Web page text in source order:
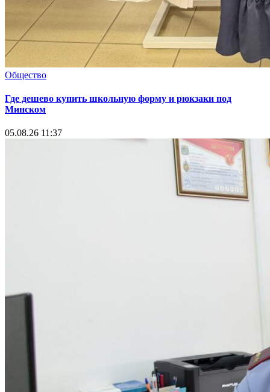
Общество
Где дешево купить школьную форму и рюкзаки под
Минском
05.08.26 11:37